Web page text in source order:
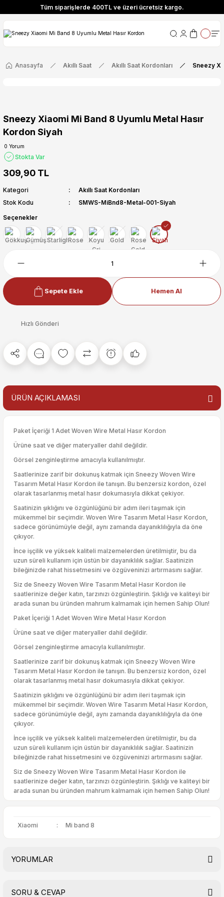
Tüm siparişlerde 400TL ve üzeri ücretsiz kargo.
Özel! YENI10 koduyla 400 TL ve üzeri alışverişlerinizde %10 indirim
Tüm siparişlerde 400TL ve üzeri ücretsiz kargo.
Özel! YENI10 koduyla 400 TL ve üzeri alışverişlerinizde %10 indirim
Anasayfa Akıllı Saat Akıllı Saat Kordonları Sneezy
Sneezy Xiaomi Mi Band 8 Uyumlu Metal Hasır
Kordon Siyah
0 Yorum
Stokta Var
309,90 TL
Kategori
Akıllı Saat Kordonları
Stok Kodu
SMWS-MiBnd8-Metal-001-Siyah
Seçenekler
Sepete Ekle Hemen Al
Hızlı Gönderi
ÜRÜN AÇIKLAMASI
Paket İçeriği 1 Adet Woven Wire Metal Hasır Kordon
Ürüne saat ve diğer materyaller dahil değildir.
Görsel zenginleştirme amacıyla kullanılmıştır.
Saatlerinize zarif bir dokunuş katmak için Sneezy Woven Wire
Tasarım Metal Hasır Kordon ile tanışın. Bu benzersiz kordon, özel
olarak tasarlanmış metal hasır dokumasıyla dikkat çekiyor.
Saatinizin şıklığını ve özgünlüğünü bir adım ileri taşımak için
mükemmel bir seçimdir. Woven Wire Tasarım Metal Hasır Kordon,
sadece görünümüyle değil, aynı zamanda dayanıklılığıyla da öne
çıkıyor.
İnce işçilik ve yüksek kaliteli malzemelerden üretilmiştir, bu da
uzun süreli kullanım için üstün bir dayanıklılık sağlar. Saatinizin
bileğinizde rahat hissetmesini ve özgüveninizi artırmasını sağlar.
Siz de Sneezy Woven Wire Tasarım Metal Hasır Kordon ile
saatlerinize değer katın, tarzınızı özgünleştirin. Şıklığı ve kaliteyi bir
arada sunan bu üründen mahrum kalmamak için hemen Sahip Olun!
Paket İçeriği 1 Adet Woven Wire Metal Hasır Kordon
Ürüne saat ve diğer materyaller dahil değildir.
Görsel zenginleştirme amacıyla kullanılmıştır.
Saatlerinize zarif bir dokunuş katmak için Sneezy Woven Wire
Tasarım Metal Hasır Kordon ile tanışın. Bu benzersiz kordon, özel
olarak tasarlanmış metal hasır dokumasıyla dikkat çekiyor.
Saatinizin şıklığını ve özgünlüğünü bir adım ileri taşımak için
mükemmel bir seçimdir. Woven Wire Tasarım Metal Hasır Kordon,
sadece görünümüyle değil, aynı zamanda dayanıklılığıyla da öne
çıkıyor.
İnce işçilik ve yüksek kaliteli malzemelerden üretilmiştir, bu da
uzun süreli kullanım için üstün bir dayanıklılık sağlar. Saatinizin
bileğinizde rahat hissetmesini ve özgüveninizi artırmasını sağlar.
Siz de Sneezy Woven Wire Tasarım Metal Hasır Kordon ile
saatlerinize değer katın, tarzınızı özgünleştirin. Şıklığı ve kaliteyi bir
arada sunan bu üründen mahrum kalmamak için hemen Sahip Olun!
Xiaomi : Mi band 8
YORUMLAR
SORU & CEVAP